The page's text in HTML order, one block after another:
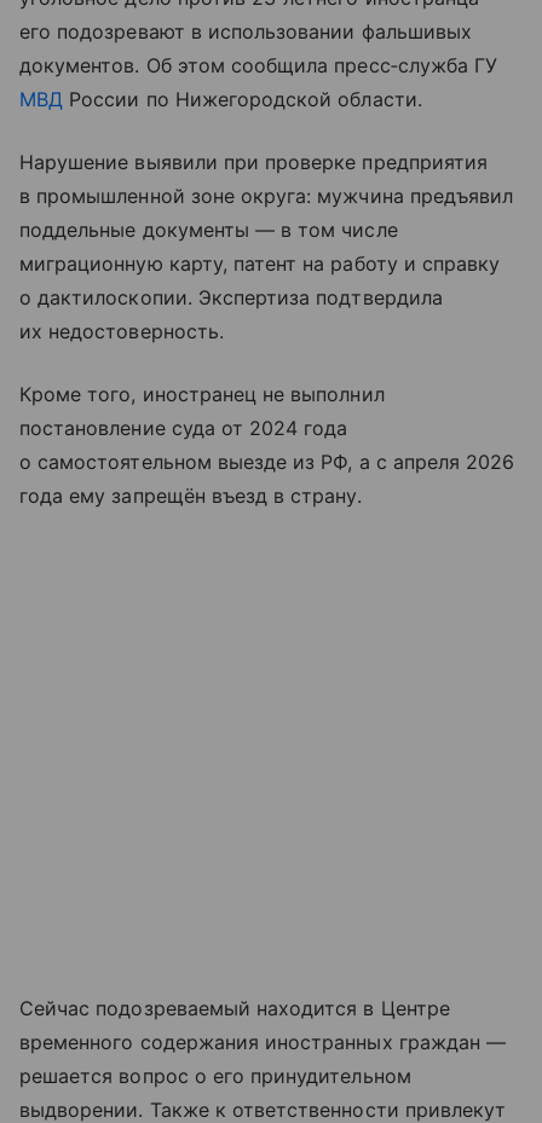
его подозревают в использовании фальшивых
документов. Об этом сообщила пресс‑служба ГУ
МВД России по Нижегородской области.
Нарушение выявили при проверке предприятия
в промышленной зоне округа: мужчина предъявил
поддельные документы — в том числе
миграционную карту, патент на работу и справку
о дактилоскопии. Экспертиза подтвердила
их недостоверность.
Кроме того, иностранец не выполнил
постановление суда от 2024 года
о самостоятельном выезде из РФ, а с апреля 2026
года ему запрещён въезд в страну.
Сейчас подозреваемый находится в Центре
временного содержания иностранных граждан —
решается вопрос о его принудительном
выдворении. Также к ответственности привлекут